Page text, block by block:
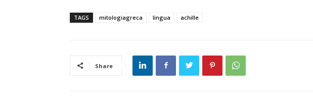
TAGS mitologiagreca lingua achille
Share